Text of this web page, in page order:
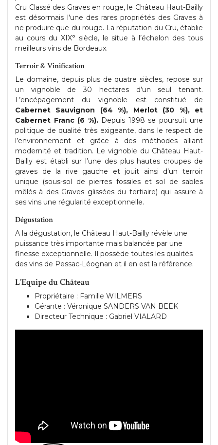
Cru Classé des Graves en rouge, le Château Haut-Bailly
est désormais l’une des rares propriétés des Graves à
ne produire que du rouge. La réputation du Cru, établie
au cours du XIX° siècle, le situe à l’échelon des tous
meilleurs vins de Bordeaux.
Terroir & Vinification
Le domaine, depuis plus de quatre siècles, repose sur
un vignoble de 30 hectares d’un seul tenant.
L’encépagement du vignoble est constitué de
Cabernet Sauvignon (64 %), Merlot (30 %), et
Cabernet Franc (6 %). Depuis 1998 se poursuit une
politique de qualité très exigeante, dans le respect de
l’environnement et grâce à des méthodes alliant
modernité et tradition. Le vignoble du Château Haut-
Bailly est établi sur l’une des plus hautes croupes de
graves de la rive gauche et jouit ainsi d’un terroir
unique (sous-sol de pierres fossiles et sol de sables
mêlés à des Graves glissées du tertiaire) qui assure à
ses vins une régularité exceptionnelle.
Dégustation
A la dégustation, le Château Haut-Bailly révèle une
puissance très importante mais balancée par une
finesse exceptionnelle. Il possède toutes les qualités
des vins de Pessac-Léognan et il en est la référence.
L’Equipe du Château
Propriétaire : Famille WILMERS
Gérante : Véronique SANDERS VAN BEEK
Directeur Technique : Gabriel VIALARD